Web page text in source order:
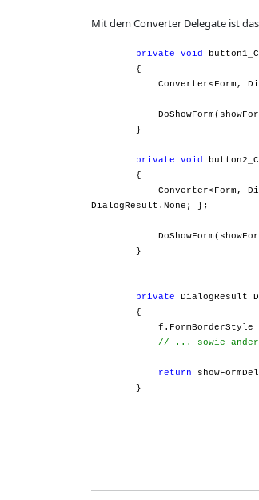
Mit dem Converter Delegate ist
private void
{
Converter<Form,
}
private void
{
Converter<Form,
DialogResult.None; };
}
private DialogResult
{
f.FormBorderStyle
// ... sowie
return
}